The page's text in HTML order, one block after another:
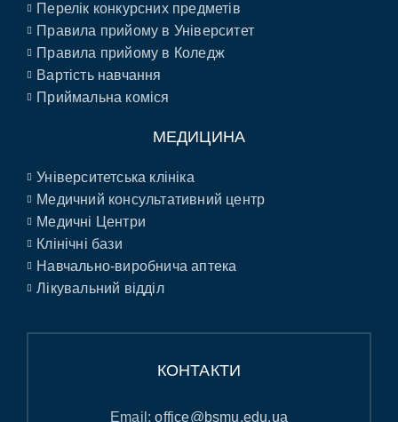
Перелік конкурсних предметів
Правила прийому в Університет
Правила прийому в Коледж
Вартість навчання
Приймальна коміся
МЕДИЦИНА
Університетська клініка
Медичний консультативний центр
Медичні Центри
Клінічні бази
Навчально-виробнича аптека
Лікувальний відділ
КОНТАКТИ
Email:office@bsmu.edu.ua